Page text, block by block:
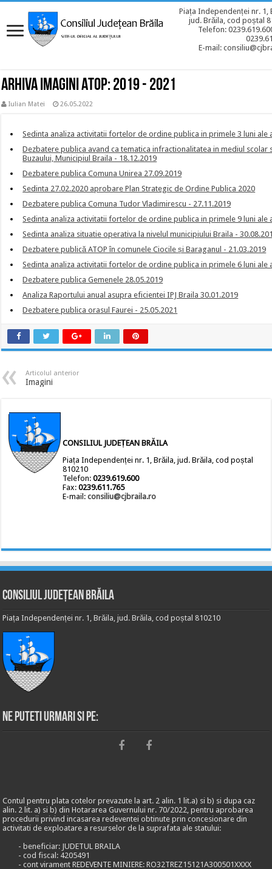
Piața Independenței nr. 1,
jud. Brăila, cod poștal
Telefon:
E-mail:
Arhiva imagini ATOP: 2019 - 2021
Iulian Matei 26.05.2022
Sedinta analiza activitatii fortelor de ordine publica in primele 3 luni ale
Dezbatere publica avand ca tematica infractionalitatea in mediul
Buzaului, Municipiul Braila - 18.12.2019
Dezbatere publica Comuna Unirea 27.09.2019
Sedinta 27.02.2020 aprobare Plan Strategic de Ordine Publica 2020
Dezbatere publica Comuna Tudor Vladimirescu - 27.11.2019
Sedinta analiza activitatii fortelor de ordine publica in primele 9 luni ale
Sedinta analiza situatie operativa la nivelul municipiului Braila -
Dezbatere publică ATOP în comunele Ciocile și Baraganul - 21.03.2019
Sedinta analiza activitatii fortelor de ordine publica in primele 6 luni ale
Dezbatere publica Gemenele 28.05.2019
Analiza Raportului anual asupra eficientei IPJ Braila 30.01.2019
Dezbatere publica orasul Faurei - 25.05.2021
Articolul anterior
Imagini
CONSILIUL JUDEȚEAN BRĂILA
Piața Independenței nr. 1, Brăila, jud. Brăila, cod poștal
810210
Telefon:0239.619.600
Fax:0239.611.765
E-mail:consiliu@cjbraila.ro
Consiliul Județean Brăila
Piața Independenței nr. 1, Brăila, jud. Brăila, cod poștal 810210
Ne puteti urmari si pe:
Contul pentru plata cotelor prevazute la art. 2 alin. 1 lit.a) si b) si dupa caz
alin. 2 lit. a) si b) din Hotararea Guvernului nr. 70/2022, pentru aprobarea
procedurii privind incasarea redeventei obtinute prin concesionare din
activitati de exploatare a resurselor de la suprafata ale statului:
- beneficiar: JUDETUL BRAILA
- cod fiscal: 4205491
- cont virament REDEVENTE MINIERE: RO32TREZ15121A300501XXXX